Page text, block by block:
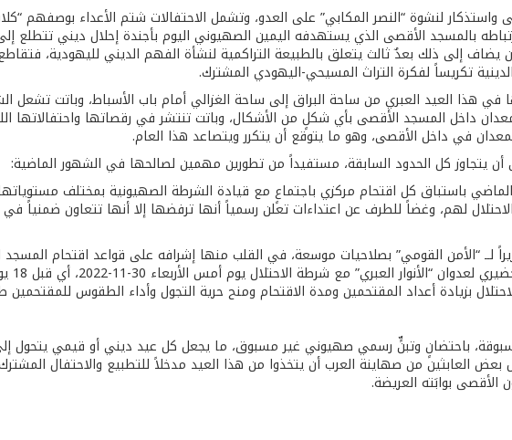
لنشوة “النصر المكابي” على العدو، وتشمل الاحتفالات شتم الأعداء بوصفهم
بالمسجد الأقصى الذي يستهدفه اليمين الصهيوني اليوم بأجندة إحلال ديني تتطلع
إلى ذلك بعدٌ ثالث يتعلق بالطبيعة التراكمية لنشأة الفهم الديني لليهودية،
تكريساً لفكرة التراث المسيحي-اليهودي المشترك.
في هذا العيد العبري من ساحة البراق إلى ساحة الغزالي أمام باب الأسباط، وباتت
داخل المسجد الأقصى بأي شكلٍ من الأشكال، وباتت تنتشر في رقصاتها واحتفالاتها
يتجاوز كل الحدود السابقة، مستفيداً من تطورين مهمين لصالحها في الشهور الماضية:
باستباق كل اقتحام مركزي باجتماعٍ مع قيادة الشرطة الصهيونية بمختلف
لهم، وغضاً للطرف عن اعتداءات تعلن رسمياً أنها ترفضها إلا أنها تتعاون ضمنياً
لــ “الأمن القومي” بصلاحيات موسعة، في القلب منها إشرافه على قواعد اقتحام
بزيادة أعداد المقتحمين ومدة الاقتحام ومنح حرية التجول وأداء الطقوس
باحتضانٍ وتبنٍّ رسمي صهيوني غير مسبوق، ما يجعل كل عيد ديني أو قيمي يتحول
بعض العابثين من صهاينة العرب أن يتخذوا من هذا العيد مدخلاً للتطبيع والاحتفال
بوابَته العريضة.